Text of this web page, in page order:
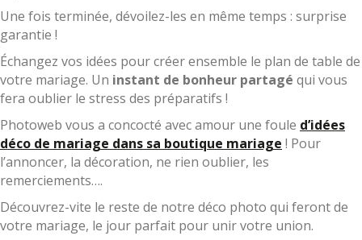
Une fois terminée, dévoilez-les en même temps : surprise
garantie !
Échangez vos idées pour créer ensemble le plan de table de
votre mariage. Un instant de bonheur partagé qui vous
fera oublier le stress des préparatifs !
Photoweb vous a concocté avec amour une foule d’idées
déco de mariage dans sa boutique mariage ! Pour
l’annoncer, la décoration, ne rien oublier, les
remerciements….
Découvrez-vite le reste de notre déco photo qui feront de
votre mariage, le jour parfait pour unir votre union.